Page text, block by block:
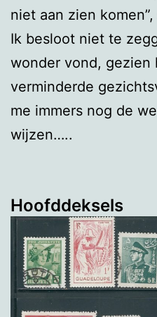
niet aan zien
Ik besloot niet te
wonder vond, gezien
verminderde
me immers nog de
wijzen…..
Hoofddeksels